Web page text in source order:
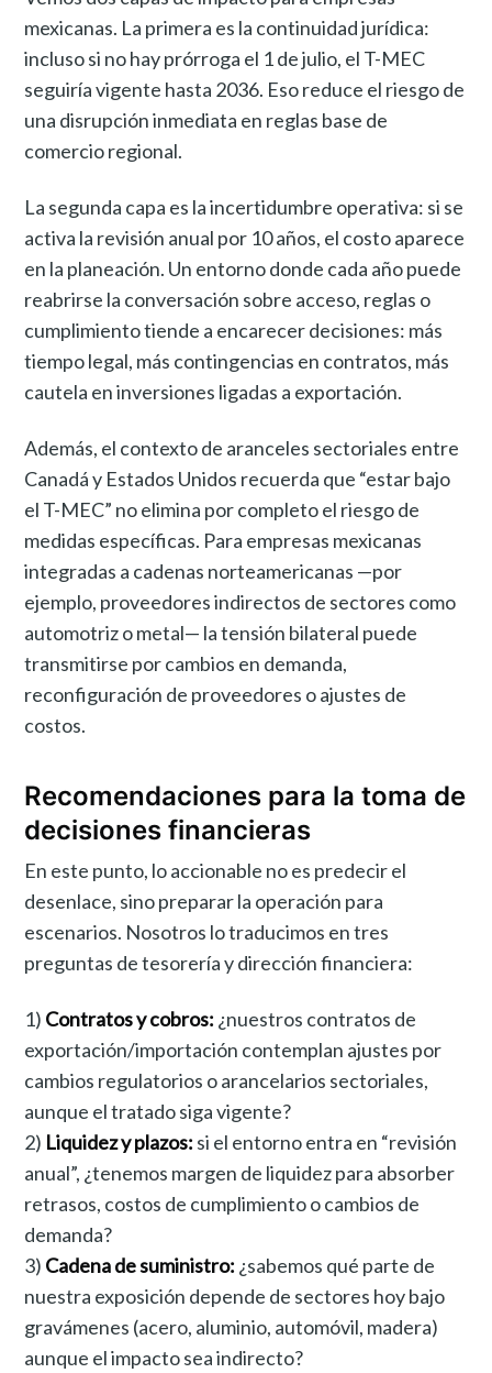
mexicanas. La primera es la continuidad jurídica:
incluso si no hay prórroga el 1 de julio, el T-MEC
seguiría vigente hasta 2036. Eso reduce el riesgo de
una disrupción inmediata en reglas base de
comercio regional.
La segunda capa es la incertidumbre operativa: si se
activa la revisión anual por 10 años, el costo aparece
en la planeación. Un entorno donde cada año puede
reabrirse la conversación sobre acceso, reglas o
cumplimiento tiende a encarecer decisiones: más
tiempo legal, más contingencias en contratos, más
cautela en inversiones ligadas a exportación.
Además, el contexto de aranceles sectoriales entre
Canadá y Estados Unidos recuerda que “estar bajo
el T-MEC” no elimina por completo el riesgo de
medidas específicas. Para empresas mexicanas
integradas a cadenas norteamericanas —por
ejemplo, proveedores indirectos de sectores como
automotriz o metal— la tensión bilateral puede
transmitirse por cambios en demanda,
reconfiguración de proveedores o ajustes de
costos.
Recomendaciones para la toma de
decisiones financieras
En este punto, lo accionable no es predecir el
desenlace, sino preparar la operación para
escenarios. Nosotros lo traducimos en tres
preguntas de tesorería y dirección financiera:
1) Contratos y cobros: ¿nuestros contratos de
exportación/importación contemplan ajustes por
cambios regulatorios o arancelarios sectoriales,
aunque el tratado siga vigente?
2) Liquidez y plazos: si el entorno entra en “revisión
anual”, ¿tenemos margen de liquidez para absorber
retrasos, costos de cumplimiento o cambios de
demanda?
3) Cadena de suministro: ¿sabemos qué parte de
nuestra exposición depende de sectores hoy bajo
gravámenes (acero, aluminio, automóvil, madera)
aunque el impacto sea indirecto?